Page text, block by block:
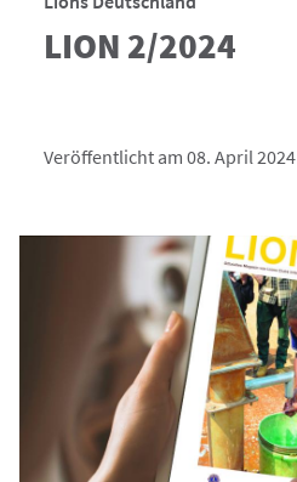
LION 2/2024
Veröffentlicht am 08. April 2024